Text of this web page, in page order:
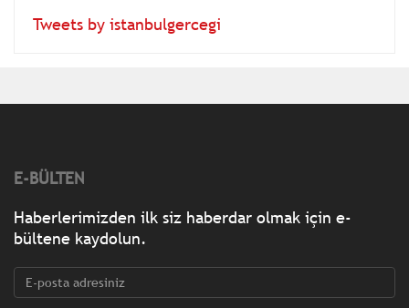
Tweets by istanbulgercegi
E-BÜLTEN
Haberlerimizden ilk siz haberdar olmak için e-
bültene kaydolun.